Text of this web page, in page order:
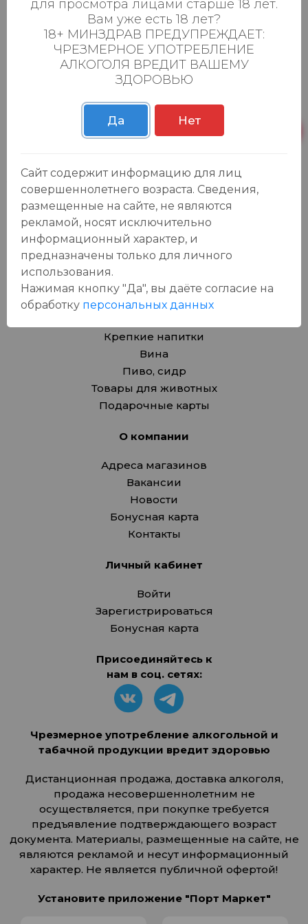
результате переговоров в ассортименте сети «Порт
маркет» вскоре появятся новинки от производителей,
использующих инновационные методы производства
и упаковки, что гарантирует высочайшее качество и
свежесть продуктов.
Экспозиция 2026 года организована по салонному
принципу в привычном масштабе, охватывая все
питания и напитков до эксклюзивных деликатесов,
сегментов халяль, органической продукции,
спортивного, функционального и детского питания,
товаров для здорового образа жизни, экзотических
оборудования, стеклотары, упаковки и современных
упаковочных решений.
Каталог
Азия
Безалкогольные напитки
Крепкие напитки
Вина
Пиво, сидр
Товары для животных
Подарочные карты
О компании
Адреса магазинов
Вакансии
Новости
Бонусная карта
Контакты
Личный кабинет
Войти
Зарегистрироваться
Бонусная карта
Присоединяйтесь к
нам в соц. сетях:
Чрезмерное употребление алкогольной и
табачной продукции вредит здоровью
Дистанционная продажа, доставка алкоголя,
продажа несовершеннолетним не
осуществляется, при покупке требуется
предъявление подтверждающего возраст
документа. Материалы, размещенные на сайте, не
являются рекламой и несут информационный
характер. Не является публичной офертой!
Установите приложение "Порт Маркет"
для просмотра лицами старше 18 лет.
Вам уже есть 18 лет?
18+ МИНЗДРАВ ПРЕДУПРЕЖДАЕТ:
ЧРЕЗМЕРНОЕ УПОТРЕБЛЕНИЕ
АЛКОГОЛЯ ВРЕДИТ ВАШЕМУ
ЗДОРОВЬЮ
Да Нет
Сайт содержит информацию для лиц
совершеннолетнего возраста. Сведения,
размещенные на сайте, не являются
рекламой, носят исключительно
информационный характер, и
предназначены только для личного
использования.
Нажимая кнопку "Да", вы даёте cогласие на
обработку персональных данных